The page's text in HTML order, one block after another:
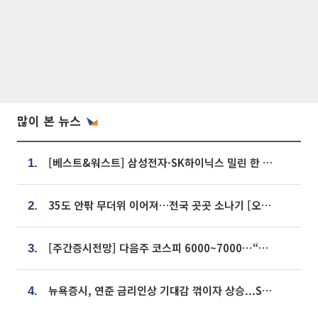
많이 본 뉴스
1. [베스트&워스트] 삼성전자·SK하이닉스 밀린 한 주…상상인증권은 85% 급등
2. 35도 안팎 무더위 이어져…전국 곳곳 소나기 [오늘 날씨]
3. [주간증시전망] 다음주 코스피 6000~7000⋯“外人 수급은 정책이 변수”
4. 뉴욕증시, 연준 금리인상 기대감 꺾이자 상승...S&P500 사상 최고치 [종합]